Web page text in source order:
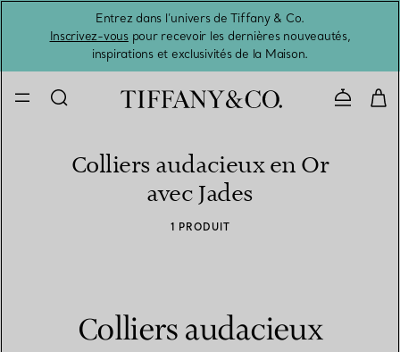
Entrez dans l’univers de Tiffany & Co.
Inscrivez-vouspour recevoir les dernières nouveautés,
inspirations et exclusivités de la Maison.
Colliers audacieux en Or
avec Jades
1 PRODUIT
Colliers audacieux